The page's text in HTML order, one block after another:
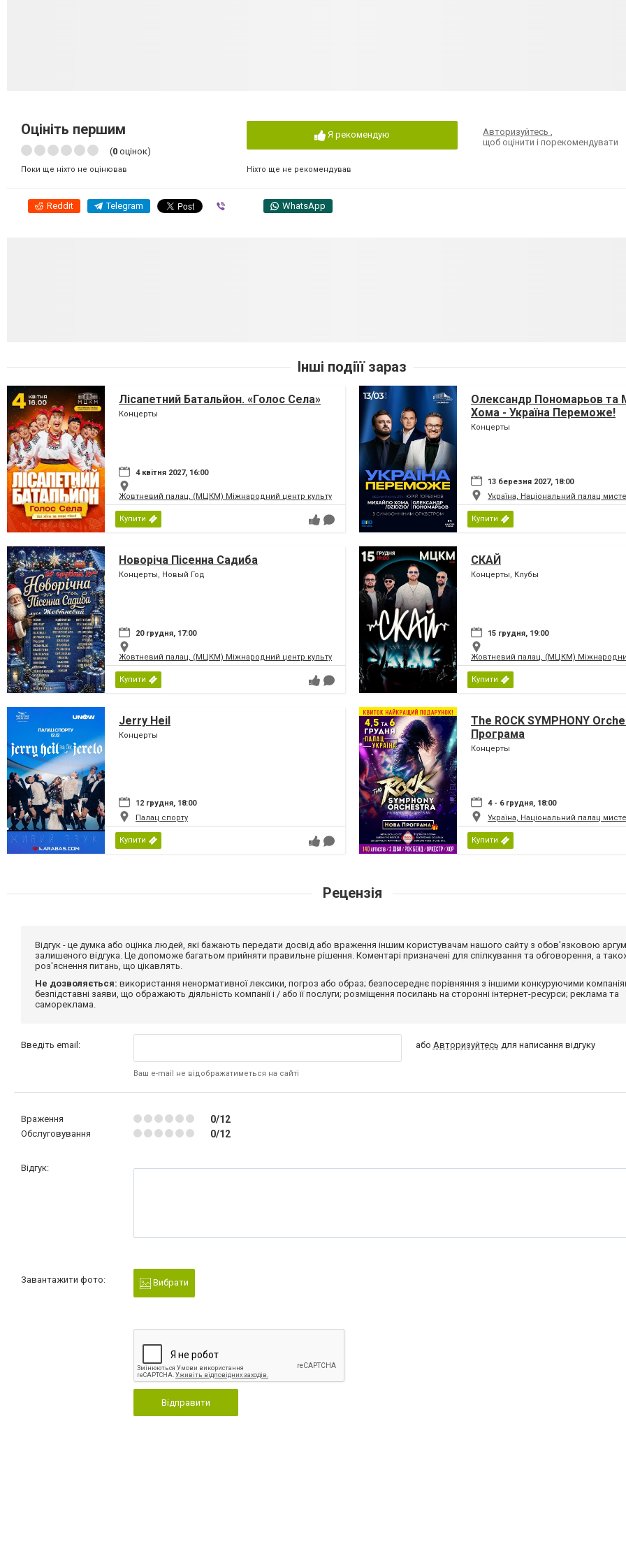
Оцініть першим
(0 оцінок)
Поки ще ніхто не оцінював
Я рекомендую
Ніхто ще не рекомендував
Авторизуйтесь
щоб оцінити і порекомендувати
Reddit Telegram WhatsApp
Інші подіїї зараз
Лісапетний Батальйон. «Голос Села»
Концерты
4 квітня 2027, 16:00
Жовтневий палац, (МЦКМ) Міжнародний центр культури і мистецтв Федерації профспілок України
Купити
Олександр Пономарьов та
Хома - Україна Переможе!
Концерты
13 березня 2027, 18:00
Україна, Національний палац
Купити
Новоріча Пісенна Садиба
Концерты, Новый Год
20 грудня, 17:00
Жовтневий палац, (МЦКМ) Міжнародний центр культури і мистецтв Федерації профспілок України
Купити
СКАЙ
Концерты, Клубы
15 грудня, 19:00
Жовтневий палац, (МЦКМ) Міжнародний
Купити
Jerry Heil
Концерты
12 грудня, 18:00
Палац спорту
Купити
The ROCK SYMPHONY
Програма
Концерты
4 - 6 грудня, 18:00
Україна, Національний палац
Купити
Рецензія
Відгук - це думка або оцінка людей, які бажають передати досвід або враження іншим користувачам нашого сайту з обов'язковою
залишеного відгука. Це допоможе багатьом прийняти правильне рішення. Коментарі призначені для спілкування та обговорення, а
роз'яснення питань, що цікавлять.
Не дозволяється: використання ненормативної лексики, погроз або образ; безпосереднє порівняння з іншими конкуруючими
безпідставні заяви, що ображають діяльність компанії і / або її послуги; розміщення посилань на сторонні інтернет-ресурси; реклама та
самореклама.
Введіть email:
Ваш e-mail не відображатиметься на сайті
або Авторизуйтесь для написання відгуку
Враження 0/12
Обслуговування 0/12
Відгук:
Завантажити фото: Вибрати
Відправити